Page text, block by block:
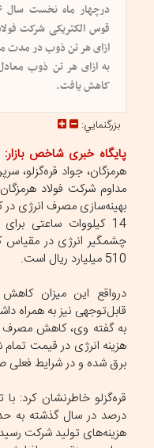
کاهش یافت.
بزرگنمايي:
پایگاه خبری شاخص بازار:
هرمزگان، جواد قره‌گزلو،
مداوم شرکت فولاد
بهینه‌سازی مصرف انرژی
14 کیلووات ساعتی
چشمگیر انرژی در مقیاس
510 میلیارد ریال است.
درواقع این میزان
قابل‌توجهی نیز به همراه
به گفته وی، کاهش مصرف
هزینه انرژی در قیمت
برق شده و در شرایط فعلی
هزینه‌های تولید شرکت